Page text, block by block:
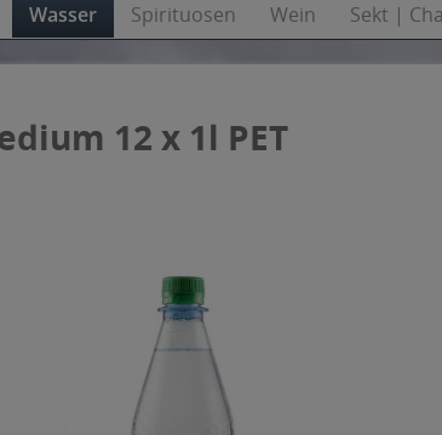
Wasser Spirituosen Wein Sekt |
12 x 1l PET